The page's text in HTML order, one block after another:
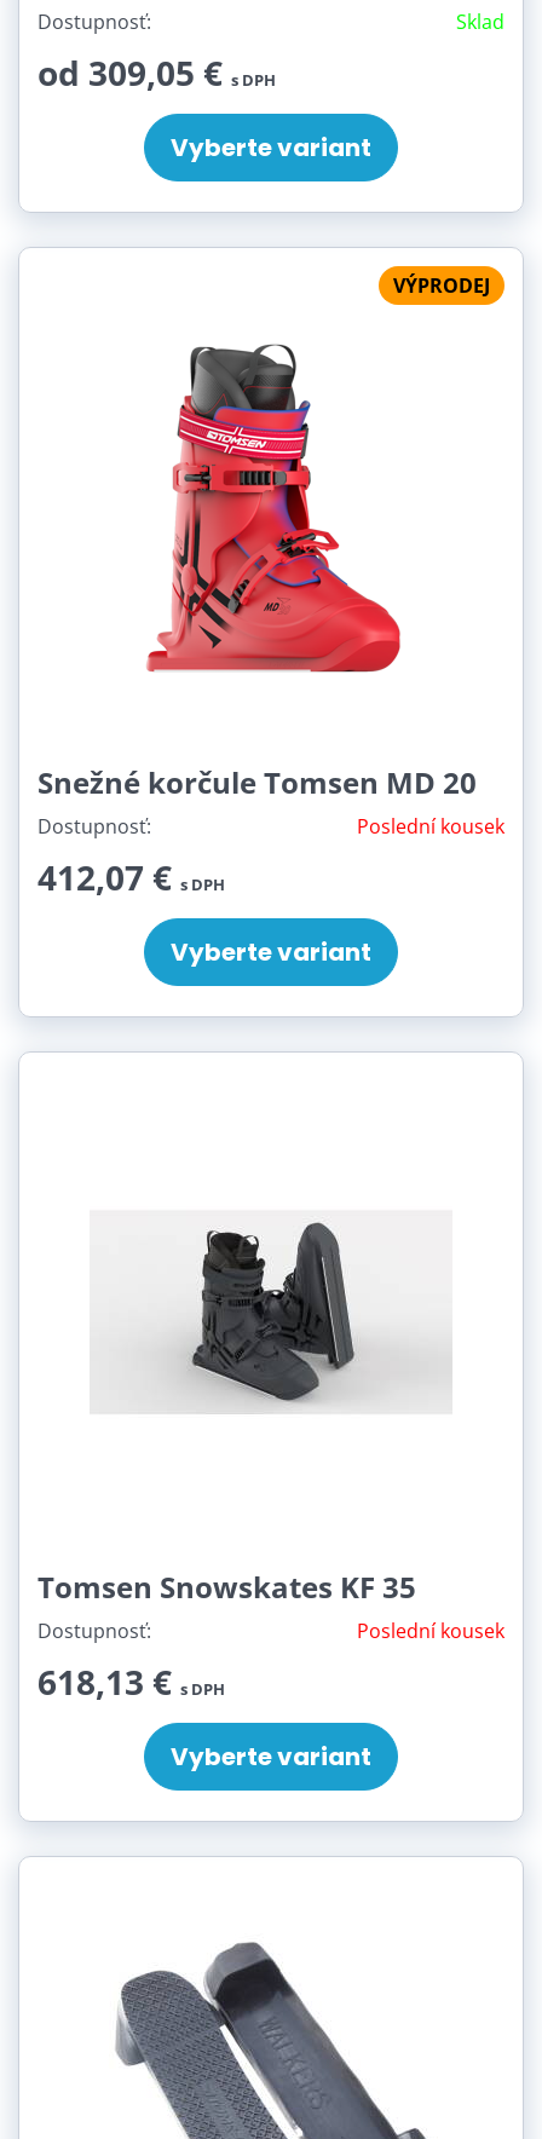
Dostupnosť: Sklad
od 309,05 € s DPH
Vyberte variant
VÝPRODEJ
Snežné korčule Tomsen MD 20
Dostupnosť: Poslední kousek
412,07 € s DPH
Vyberte variant
Tomsen Snowskates KF 35
Dostupnosť: Poslední kousek
618,13 € s DPH
Vyberte variant